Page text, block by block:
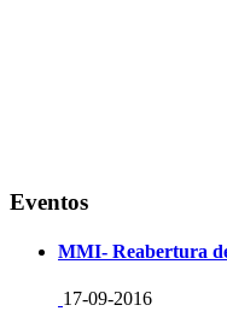
Eventos
MMI- Reabertura
17-09-2016